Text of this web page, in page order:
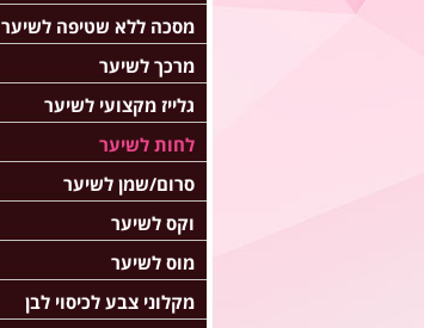
מסכה ללא שטיפה לשיער
מרכך לשיער
גלייז מקצועי לשיער
לחות לשיער
סרום/שמן לשיער
וקס לשיער
מוס לשיער
מקלוני צבע לכיסוי לבן